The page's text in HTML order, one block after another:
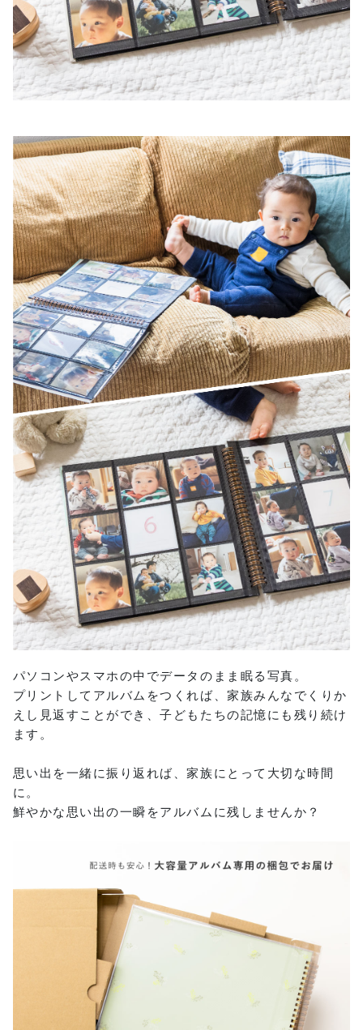
パソコンやスマホの中でデータのまま眠る写真。
プリントしてアルバムをつくれば、家族みんなでくりか
えし見返すことができ、子どもたちの記憶にも残り続け
ます。
思い出を一緒に振り返れば、家族にとって大切な時間
に。
鮮やかな思い出の一瞬をアルバムに残しませんか？